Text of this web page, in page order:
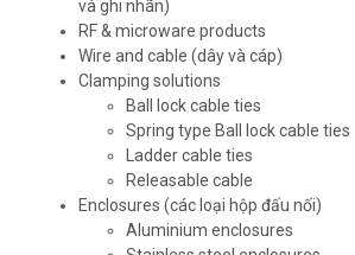
và ghi nhãn)
RF & microware products
Wire and cable (dây và cáp)
Clamping solutions
Ball lock cable ties
Spring type Ball lock cable ties
Ladder cable ties
Releasable cable
Enclosures (các loại hộp đấu nối)
Aluminium enclosures